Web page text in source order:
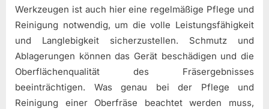
Werkzeugen ist auch hier eine regelmäßige Pflege und
Reinigung notwendig, um die volle Leistungsfähigkeit
und Langlebigkeit sicherzustellen. Schmutz und
Ablagerungen können das Gerät beschädigen und die
Oberflächenqualität des Fräsergebnisses
beeinträchtigen. Was genau bei der Pflege und
Reinigung einer Oberfräse beachtet werden muss,